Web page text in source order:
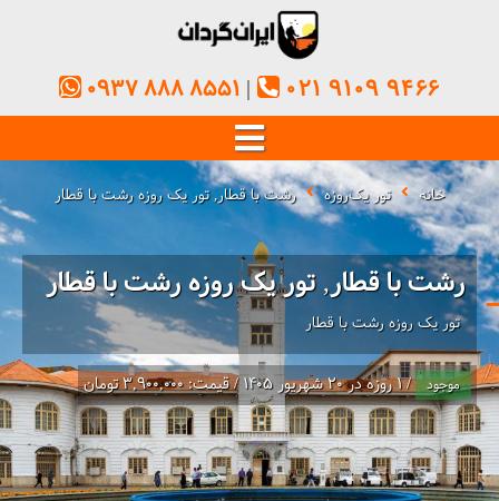
021 9109 9466
0937 888 8551
خانه تور یک‌روزه رشت با قطار, تور یک روزه رشت با قطار
رشت با قطار, تور یک روزه رشت با قطار
تور یک روزه رشت با قطار
موجود / 1 روزه در 20 شهریور 1405 / قیمت: 3,900,000 تومان